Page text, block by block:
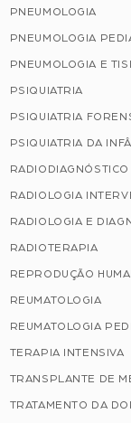
PNEUMOLOGIA
PNEUMOLOGIA
PNEUMOLOGIA E
PSIQUIATRIA
PSIQUIATRIA
PSIQUIATRIA DA
RADIODIAGNÓSTICO
RADIOLOGIA
RADIOLOGIA E
RADIOTERAPIA
REPRODUÇÃO
REUMATOLOGIA
REUMATOLOGIA
TERAPIA INTENSIVA
TRANSPLANTE DE
TRATAMENTO DA